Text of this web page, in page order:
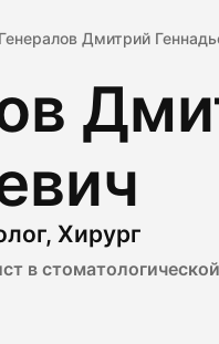
Терапия
Ортодонтия
Хирургия
Генералов Дмитрий
Хирург
в